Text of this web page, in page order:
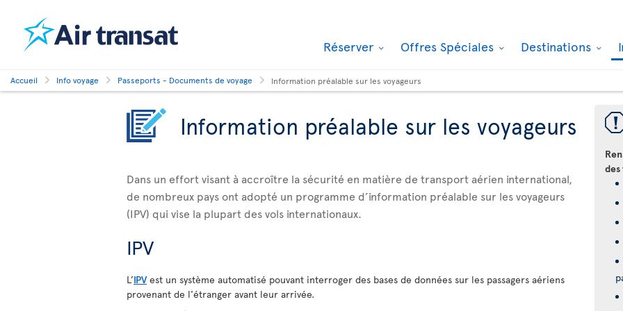
Réserver Offres Spéciales Destinations
Accueil Info voyage Passeports - Documents de voyage Information préalable sur les voyageurs
Information préalable sur les voyageurs
Dans un effort visant à accroître la sécurité en matière de transport aérien international,
de nombreux pays ont adopté un programme d’information préalable sur les voyageurs
(IPV) qui vise la plupart des vols internationaux.
IPV
L’IPVest un système automatisé pouvant interroger des bases de données sur les passagers aériens
provenant de l'étranger avant leur arrivée.